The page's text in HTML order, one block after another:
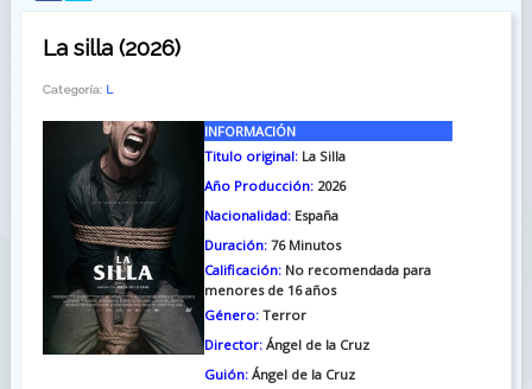
La silla (2026)
Categoría: L
INFORMACIÓN
Titulo original:La Silla
Año Producción:2026
Nacionalidad:España
Duración:76 Minutos
Calificación:No recomendada para
menores de 16 años
Género:Terror
Director:Ángel de la Cruz
Guión:Ángel de la Cruz